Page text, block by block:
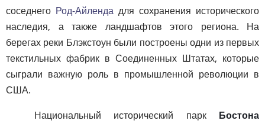
соседнего Род-Айленда для сохранения исторического
наследия, а также ландшафтов этого региона. На
берегах реки Блэкстоун были построены одни из первых
текстильных фабрик в Соединенных Штатах, которые
сыграли важную роль в промышленной революции в
США.
Национальный исторический парк Бостона